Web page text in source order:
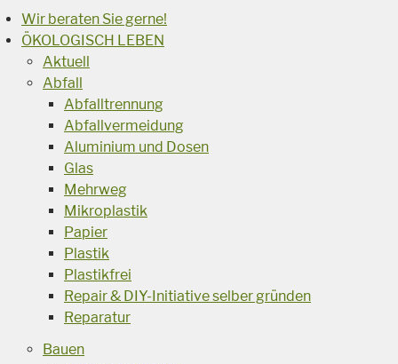
Wir beraten Sie gerne!
ÖKOLOGISCH LEBEN
Aktuell
Abfall
Abfalltrennung
Abfallvermeidung
Aluminium und Dosen
Glas
Mehrweg
Mikroplastik
Papier
Plastik
Plastikfrei
Repair & DIY-Initiative selber gründen
Reparatur
Bauen